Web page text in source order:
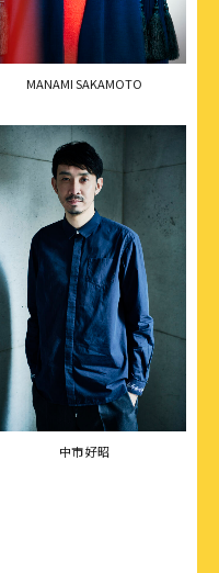
MANAMI SAKAMOTO
中市 好昭